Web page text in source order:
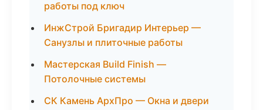
работы под ключ
ИнжСтрой Бригадир Интерьер —
Санузлы и плиточные работы
Мастерская Build Finish —
Потолочные системы
СК Камень АрхПро — Окна и двери